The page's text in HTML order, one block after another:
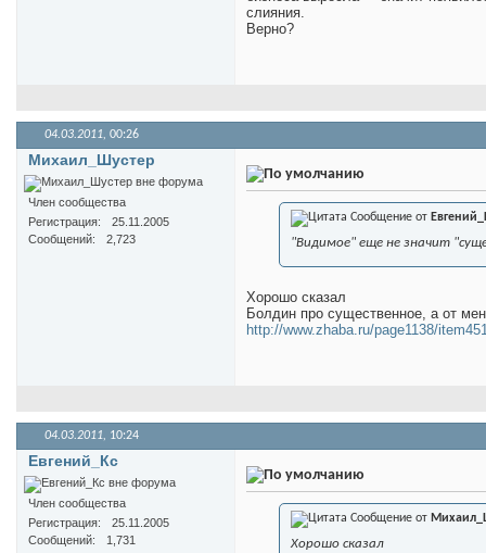
слияния.
Верно?
04.03.2011, 00:26
Михаил_Шустер
Член сообщества
Регистрация
25.11.2005
Сообщений
2,723
Сообщение от
"Видимое" еще не значит
Хорошо сказал
Болдин про существенное, а от
http://www.zhaba.ru/page1138/
04.03.2011, 10:24
Евгений_Кс
Член сообщества
Регистрация
25.11.2005
Сообщений
1,731
Сообщение от
Хорошо сказал